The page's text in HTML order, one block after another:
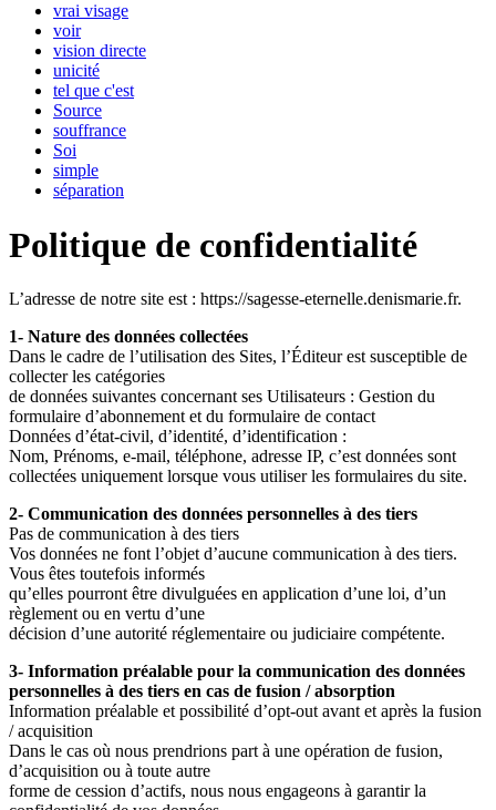
vrai visage
voir
vision directe
unicité
tel que c'est
Source
souffrance
Soi
simple
séparation
Politique de confidentialité
L’adresse de notre site est : https://sagesse-eternelle.denismarie.fr.
1- Nature des données collectées
Dans le cadre de l’utilisation des Sites, l’Éditeur est susceptible de
collecter les catégories
de données suivantes concernant ses Utilisateurs : Gestion du
formulaire d’abonnement et du formulaire de contact
Données d’état-civil, d’identité, d’identification :
Nom, Prénoms, e-mail, téléphone, adresse IP, c’est données sont
collectées uniquement lorsque vous utiliser les formulaires du site.
2- Communication des données personnelles à des tiers
Pas de communication à des tiers
Vos données ne font l’objet d’aucune communication à des tiers.
Vous êtes toutefois informés
qu’elles pourront être divulguées en application d’une loi, d’un
règlement ou en vertu d’une
décision d’une autorité réglementaire ou judiciaire compétente.
3- Information préalable pour la communication des données
personnelles à des tiers en cas de fusion / absorption
Information préalable et possibilité d’opt-out avant et après la fusion
/ acquisition
Dans le cas où nous prendrions part à une opération de fusion,
d’acquisition ou à toute autre
forme de cession d’actifs, nous nous engageons à garantir la